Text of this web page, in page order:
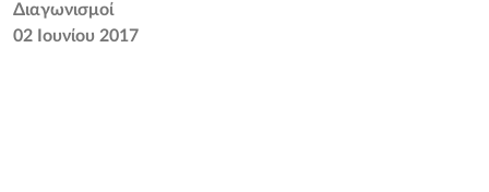
Νέα
Διαγωνισμοί
02 Ιουνίου 2017